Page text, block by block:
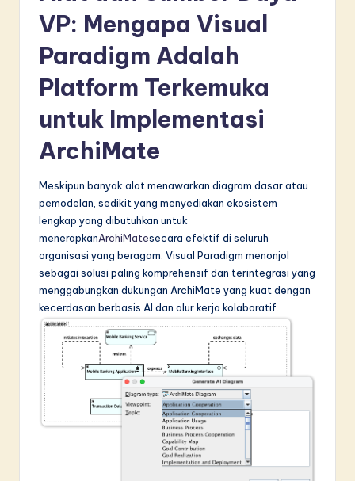
VP: Mengapa Visual
Paradigm Adalah
Platform Terkemuka
untuk Implementasi
ArchiMate
Meskipun banyak alat menawarkan diagram dasar atau
pemodelan, sedikit yang menyediakan ekosistem
lengkap yang dibutuhkan untuk
menerapkanArchiMatesecara efektif di seluruh
organisasi yang beragam. Visual Paradigm menonjol
sebagai solusi paling komprehensif dan terintegrasi yang
menggabungkan dukungan ArchiMate yang kuat dengan
kecerdasan berbasis AI dan alur kerja kolaboratif.